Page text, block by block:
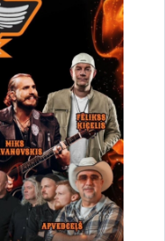
(nepieciešamas, lai
un
lai samazinātu